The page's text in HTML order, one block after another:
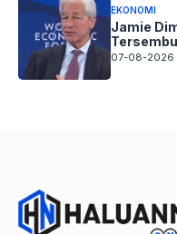
EKONOMI
Jamie
07-08-2026